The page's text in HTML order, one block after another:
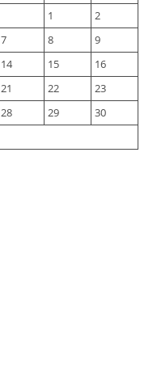
1
2
7 8
9
14 15
16
21 22
23
28 29
30